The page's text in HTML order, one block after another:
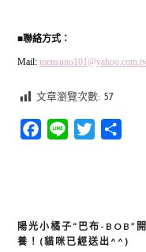
■聯絡方式：
Mail:
文章瀏覽次數: 57
Facebook
Line Twitter
文
陽光小橘子“巴布-BOB”
養！(貓咪已經送出^^)